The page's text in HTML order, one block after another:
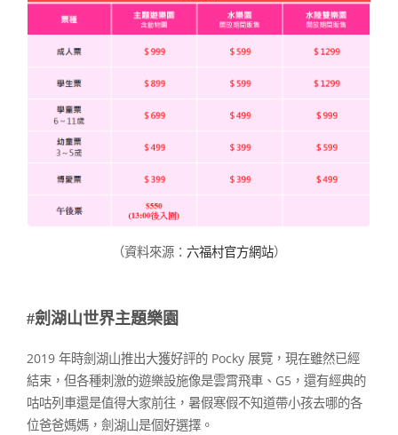
（資料來源： 六福村官方網站）
#劍湖山世界主題樂園
2019 年時劍湖山推出大獲好評的 Pocky 展覽，現在雖然已經
結束，但各種刺激的遊樂設施像是雲霄飛車、G5，還有經典的
咕咕列車還是值得大家前往，暑假寒假不知道帶小孩去哪的各
位爸爸媽媽，劍湖山是個好選擇。